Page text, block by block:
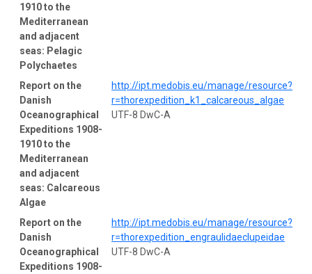
1910 to the
Mediterranean
and adjacent
seas: Pelagic
Polychaetes
Report on the
Danish
Oceanographical
Expeditions 1908-
1910 to the
Mediterranean
and adjacent
seas: Calcareous
Algae
http://ipt.medobis.eu/manage/resource?
r=thorexpedition_k1_calcareous_algae
UTF-8 DwC-A
Report on the
Danish
Oceanographical
Expeditions 1908-
http://ipt.medobis.eu/manage/resource?
r=thorexpedition_engraulidaeclupeidae
UTF-8 DwC-A